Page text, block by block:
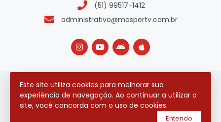
Este site utiliza cookies para melhorar sua
experiência de navegação. Ao continuar a utilizar o
site, você concorda com o uso de cookies.
Entendo
(51) 99517-1412
administrativo@maspertv.com.br
2026 © Todos os direitos reservados.